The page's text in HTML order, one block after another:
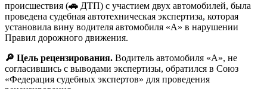
происшествия (🚗 ДТП) с участием двух автомобилей, была
проведена судебная автотехническая экспертиза, которая
установила вину водителя автомобиля «А» в нарушении
Правил дорожного движения.
🔎 Цель рецензирования. Водитель автомобиля «А», не
согласившись с выводами экспертизы, обратился в Союз
«Федерация судебных экспертов» для проведения